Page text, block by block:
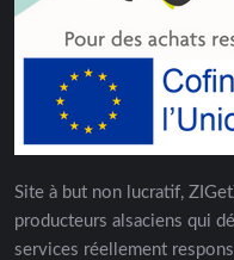
Site à but non lucratif,
producteurs alsaciens qui
services réellement